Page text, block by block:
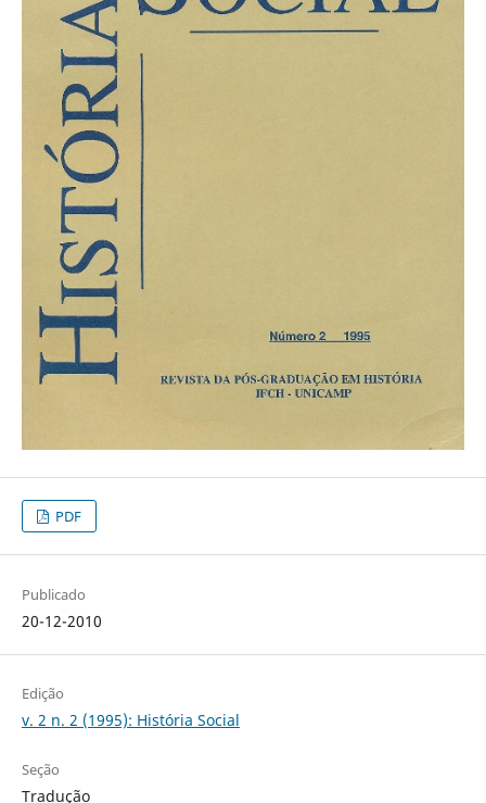
PDF
Publicado
20-12-2010
Edição
v. 2 n. 2 (1995): História Social
Seção
Tradução